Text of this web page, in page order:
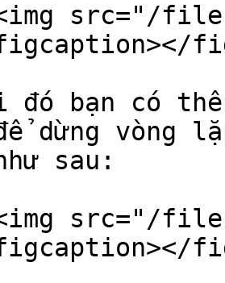
src="/
đó bạn có
dừng vòng
sau:
src="/files/